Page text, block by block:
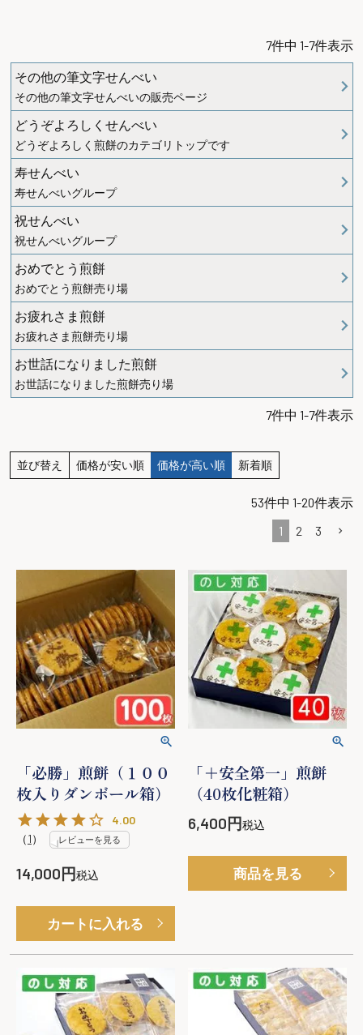
7件中 1-7件表示
その他の筆文字せんべい
その他の筆文字せんべいの販売ページ
どうぞよろしくせんべい
どうぞよろしく煎餅のカテゴリトップです
寿せんべい
寿せんべいグループ
祝せんべい
祝せんべいグループ
おめでとう煎餅
おめでとう煎餅売り場
お疲れさま煎餅
お疲れさま煎餅売り場
お世話になりました煎餅
お世話になりました煎餅売り場
7件中 1-7件表示
並び替え 価格が安い順 価格が高い順 新着順
53件中 1-20件表示
1
2 3
「必勝」煎餅（１００
枚入りダンボール箱）
4.00
（1） レビューを見る
14,000 税込
カートに入れる
「＋安全第一」煎餅
（40枚化粧箱）
6,400 税込
商品を見る